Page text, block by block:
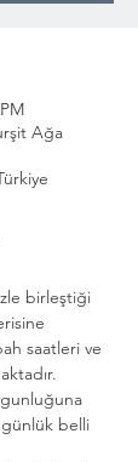
Ağa
birleştiği
saatleri ve
günlük belli